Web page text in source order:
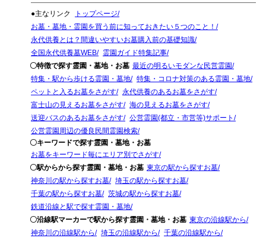
●主なリンク
トップページ
お墓・墓地・霊園を買う前に知っておきたい５つのこと！
永代供養とは？間違いやすいお墓購入前の基礎知識
全国永代供養墓WEB
霊園ガイド特集記事
〇特徴で探す霊園・墓地・お墓 最近の明るいモダンな民営霊園
特集・駅から歩ける霊園・墓地
特集・コロナ対策のある霊園・墓地
ペットと入るお墓をさがす
永代供養のあるお墓をさがす
富士山の見えるお墓をさがす
海の見えるお墓をさがす
送迎バスのあるお墓をさがす
公営霊園(都立・市営等)サポート
公営霊園周辺の優良民間霊園検索
〇キーワードで探す霊園・墓地・お墓
お墓をキーワード毎にエリア別でさがす
〇駅からから探す霊園・墓地・お墓 東京の駅から探すお墓
神奈川の駅から探すお墓
埼玉の駅から探すお墓
千葉の駅から探すお墓
茨城の駅から探すお墓
鉄道沿線と駅で探す霊園・墓地
〇沿線駅マーカーで駅から探す霊園・墓地・お墓 東京の沿線駅から
神奈川の沿線駅から
埼玉の沿線駅から
千葉の沿線駅から